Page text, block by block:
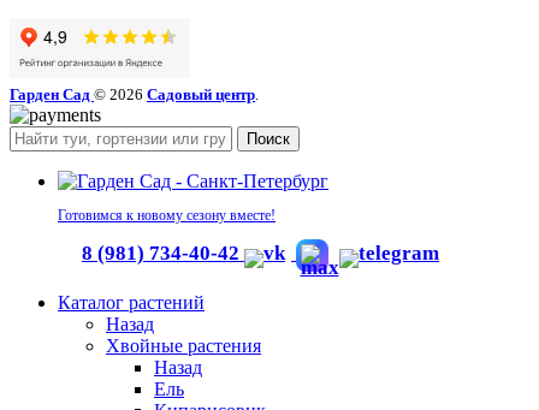
Гарден Сад © 2026 Садовый центр.
Поиск
Готовимся к новому сезону вместе!
8 (981) 734-40-42
Каталог растений
Назад
Хвойные растения
Назад
Ель